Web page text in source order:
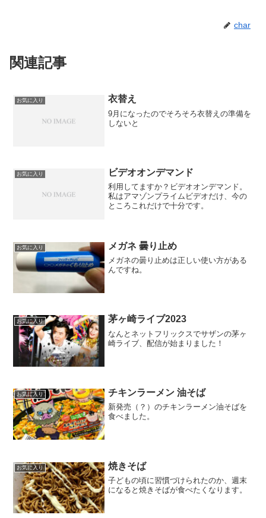
char
関連記事
お気に入り 衣替え
9月になったのでそろそろ衣替えの準備を
しないと
お気に入り ビデオオンデマンド
利用してますか？ビデオオンデマンド。
私はアマゾンプライムビデオだけ、今の
ところこれだけで十分です。
お気に入り メガネ 曇り止め
メガネの曇り止めは正しい使い方がある
んですね。
お気に入り 茅ヶ崎ライブ2023
なんとネットフリックスでサザンの茅ヶ
崎ライブ、配信が始まりました！
お気に入り チキンラーメン 油そば
新発売（？）のチキンラーメン油そばを
食べました。
お気に入り 焼きそば
子どもの頃に習慣づけられたのか、週末
になると焼きそばが食べたくなります。